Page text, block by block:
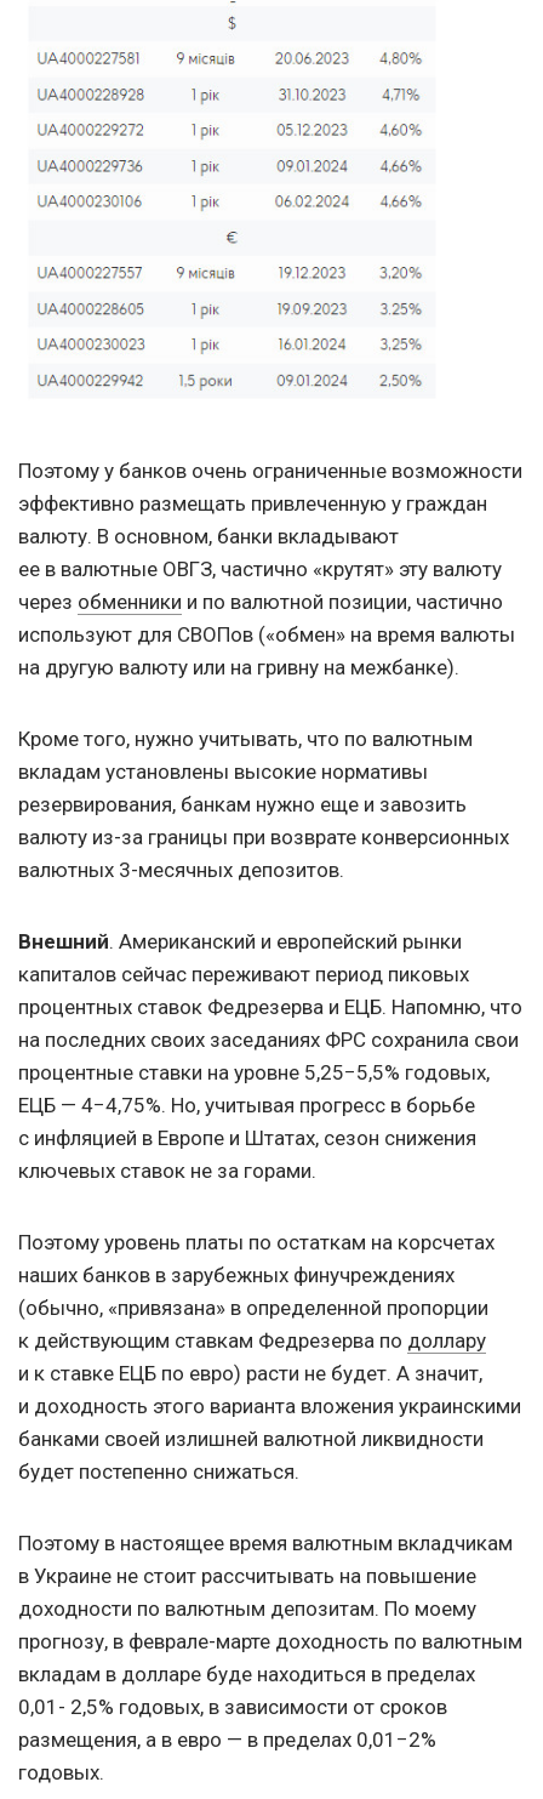
Поэтому у банков очень ограниченные возможности
эффективно размещать привлеченную у граждан
валюту. В основном, банки вкладывают
ее в валютные ОВГЗ, частично «крутят» эту валюту
через обменники и по валютной позиции, частично
используют для СВОПов («обмен» на время валюты
на другую валюту или на гривну на межбанке).
Кроме того, нужно учитывать, что по валютным
вкладам установлены высокие нормативы
резервирования, банкам нужно еще и завозить
валюту из-за границы при возврате конверсионных
валютных 3-месячных депозитов.
Внешний. Американский и европейский рынки
капиталов сейчас переживают период пиковых
процентных ставок Федрезерва и ЕЦБ. Напомню, что
на последних своих заседаниях ФРС сохранила свои
процентные ставки на уровне 5,25−5,5% годовых,
ЕЦБ — 4−4,75%. Но, учитывая прогресс в борьбе
с инфляцией в Европе и Штатах, сезон снижения
ключевых ставок не за горами.
Поэтому уровень платы по остаткам на корсчетах
наших банков в зарубежных финучреждениях
(обычно, «привязана» в определенной пропорции
к действующим ставкам Федрезерва по доллару
и к ставке ЕЦБ по евро) расти не будет. А значит,
и доходность этого варианта вложения украинскими
банками своей излишней валютной ликвидности
будет постепенно снижаться.
Поэтому в настоящее время валютным вкладчикам
в Украине не стоит рассчитывать на повышение
доходности по валютным депозитам. По моему
прогнозу, в феврале-марте доходность по валютным
вкладам в долларе буде находиться в пределах
0,01- 2,5% годовых, в зависимости от сроков
размещения, а в евро — в пределах 0,01−2%
годовых.